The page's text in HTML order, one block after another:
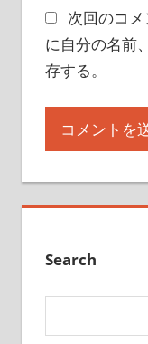
次回のコ
に自分の名前
存する。
Search